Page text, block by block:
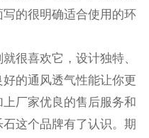
的很明确适合使用的环
很喜欢它，设计独特、
的通风透气性能让你更
厂家优良的售后服务和
这个品牌有了认识。期